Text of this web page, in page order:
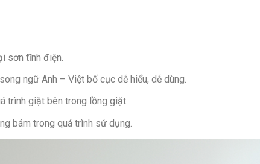
Bảng điều khiển: Song
sơn tĩnh điện.
ngữ Anh – Việt bố cục dễ hiểu, dễ dùng.
trình giặt bên trong lồng giặt.
bám trong quá trình sử dụng.